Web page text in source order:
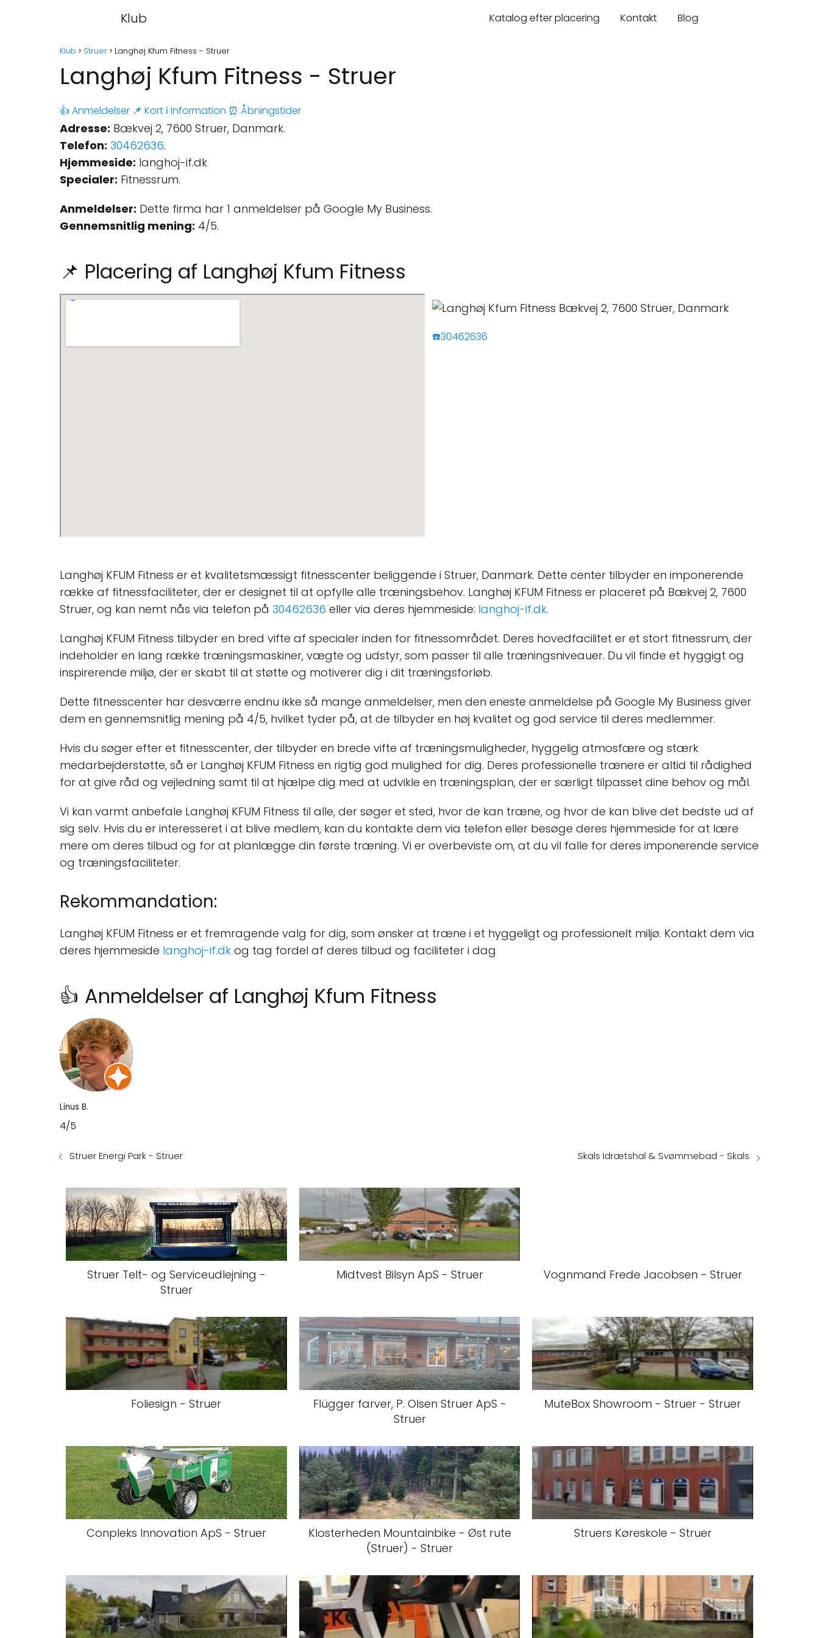
Klub Katalog efter placering Kontakt Blog
Klub Struer Langhøj Kfum Fitness - Struer
Langhøj Kfum Fitness - Struer
👍 Anmeldelser 📌 Kort ℹ️ Information ⏰ Åbningstider
Adresse: Bækvej 2, 7600 Struer, Danmark.
Telefon: 30462636.
Hjemmeside: langhoj-if.dk
Specialer: Fitnessrum.
Anmeldelser: Dette firma har 1 anmeldelser på Google My Business.
Gennemsnitlig mening: 4/5.
📌 Placering af Langhøj Kfum Fitness
☎️30462636
Langhøj KFUM Fitness er et kvalitetsmæssigt fitnesscenter beliggende i Struer, Danmark. Dette center tilbyder en imponerende
række af fitnessfaciliteter, der er designet til at opfylle alle træningsbehov. Langhøj KFUM Fitness er placeret på Bækvej 2, 7600
Struer, og kan nemt nås via telefon på 30462636 eller via deres hjemmeside: langhoj-if.dk.
Langhøj KFUM Fitness tilbyder en bred vifte af specialer inden for fitnessområdet. Deres hovedfacilitet er et stort fitnessrum, der
indeholder en lang række træningsmaskiner, vægte og udstyr, som passer til alle træningsniveauer. Du vil finde et hyggigt og
inspirerende miljø, der er skabt til at støtte og motiverer dig i dit træningsforløb.
Dette fitnesscenter har desværre endnu ikke så mange anmeldelser, men den eneste anmeldelse på Google My Business giver
dem en gennemsnitlig mening på 4/5, hvilket tyder på, at de tilbyder en høj kvalitet og god service til deres medlemmer.
Hvis du søger efter et fitnesscenter, der tilbyder en brede vifte af træningsmuligheder, hyggelig atmosfære og stærk
medarbejderstøtte, så er Langhøj KFUM Fitness en rigtig god mulighed for dig. Deres professionelle trænere er altid til rådighed
for at give råd og vejledning samt til at hjælpe dig med at udvikle en træningsplan, der er særligt tilpasset dine behov og mål.
Vi kan varmt anbefale Langhøj KFUM Fitness til alle, der søger et sted, hvor de kan træne, og hvor de kan blive det bedste ud af
sig selv. Hvis du er interesseret i at blive medlem, kan du kontakte dem via telefon eller besøge deres hjemmeside for at lære
mere om deres tilbud og for at planlægge din første træning. Vi er overbeviste om, at du vil falle for deres imponerende service
og træningsfaciliteter.
Rekommandation:
Langhøj KFUM Fitness er et fremragende valg for dig, som ønsker at træne i et hyggeligt og professionelt miljø. Kontakt dem via
deres hjemmeside langhoj-if.dk og tag fordel af deres tilbud og faciliteter i dag
👍 Anmeldelser af Langhøj Kfum Fitness
Linus B.
4/5
Struer Energi Park - Struer Skals Idrætshal & Svømmebad - Skals
Struer Telt- og Serviceudlejning -
Struer
Midtvest Bilsyn ApS - Struer Vognmand Frede Jacobsen - Struer
Foliesign - Struer
Flügger farver, P. Olsen Struer ApS -
Struer
MuteBox Showroom - Struer - Struer
Conpleks Innovation ApS - Struer
Klosterheden Mountainbike - Øst rute
(Struer) - Struer
Struers Køreskole - Struer